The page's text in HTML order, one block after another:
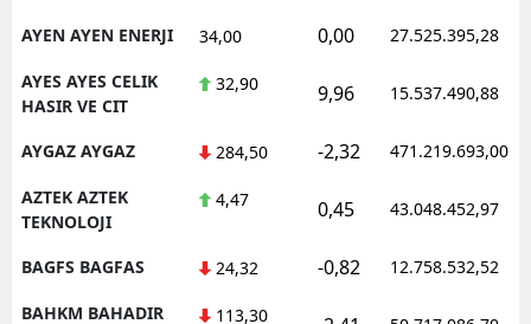
AYEN AYEN ENERJI 34,00 0,00 27.525.395,28
AYES AYES CELIK
HASIR VE CIT
32,90 9,96 15.537.490,88
AYGAZ AYGAZ 284,50 -2,32 471.219.693,00
AZTEK AZTEK
TEKNOLOJI
4,47 0,45 43.048.452,97
BAGFS BAGFAS 24,32 -0,82 12.758.532,52
BAHKM BAHADIR
113,30